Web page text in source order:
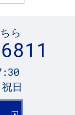
ら
日